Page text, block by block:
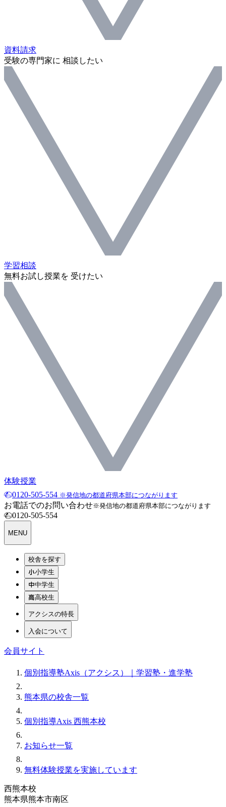
資料請求
受験の専門家に 相談したい
学習相談
無料お試し授業を 受けたい
体験授業
0120-505-554 ※発信地の都道府県本部につながります
お電話でのお問い合わせ※発信地の都道府県本部につながります
0120-505-554
MENU
校舎を探す
小学生
中学生
高校生
アクシスの特長
入会について
会員サイト
個別指導塾Axis（アクシス）｜学習塾・進学塾
熊本県の校舎一覧
個別指導Axis 西熊本校
お知らせ一覧
無料体験授業を実施しています
西熊本校
熊本県熊本市南区